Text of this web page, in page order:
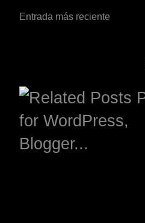
Entrada más reciente